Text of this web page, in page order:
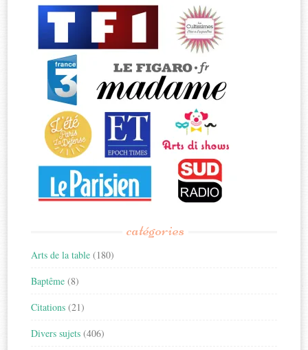
catégories
Arts de la table (180)
Baptême (8)
Citations (21)
Divers sujets (406)